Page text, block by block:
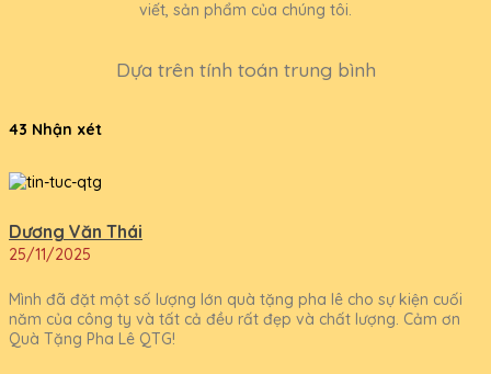
viết, sản phẩm của chúng tôi.
Dựa trên tính toán trung bình
43 Nhận xét
Dương Văn Thái
25/11/2025
Mình đã đặt một số lượng lớn quà tặng pha lê cho sự kiện cuối
năm của công ty và tất cả đều rất đẹp và chất lượng. Cảm ơn
Quà Tặng Pha Lê QTG!